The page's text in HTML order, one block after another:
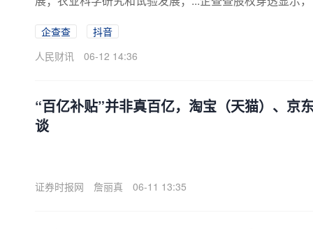
企查查
抖音
人民财讯
06-12 14:36
“百亿补贴”并非真百亿，淘宝（天猫）、京
谈
证券时报网 詹丽真 06-11 13:35